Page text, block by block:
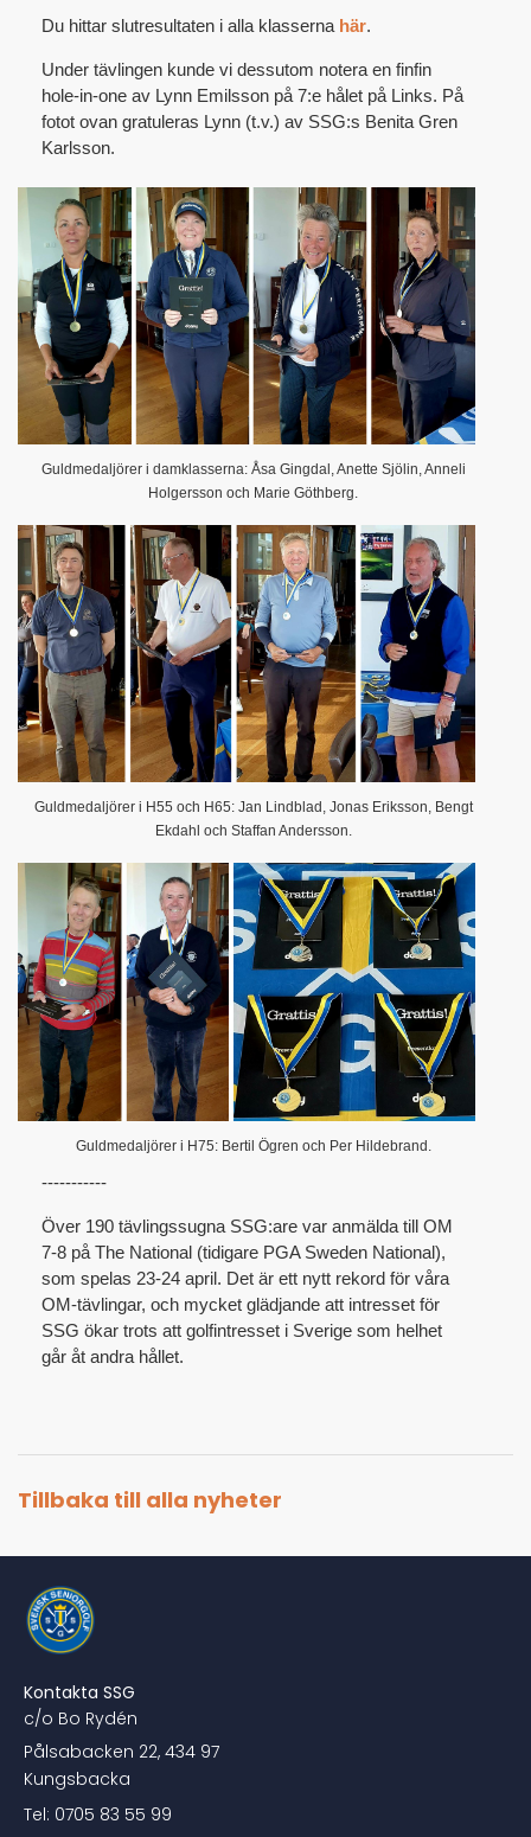
Du hittar slutresultaten i alla klasserna här.
Under tävlingen kunde vi dessutom notera en finfin
hole-in-one av Lynn Emilsson på 7:e hålet på Links. På
fotot ovan gratuleras Lynn (t.v.) av SSG:s Benita Gren
Karlsson.
Guldmedaljörer i damklasserna: Åsa Gingdal, Anette Sjölin, Anneli
Holgersson och Marie Göthberg.
Guldmedaljörer i H55 och H65: Jan Lindblad, Jonas Eriksson, Bengt
Ekdahl och Staffan Andersson.
Guldmedaljörer i H75: Bertil Ögren och Per Hildebrand.
-----------
Över 190 tävlingssugna SSG:are var anmälda till OM
7-8 på The National (tidigare PGA Sweden National),
som spelas 23-24 april. Det är ett nytt rekord för våra
OM-tävlingar, och mycket glädjande att intresset för
SSG ökar trots att golfintresset i Sverige som helhet
går åt andra hållet.
Tillbaka till alla nyheter
Kontakta SSG
c/o Bo Rydén
Pålsabacken 22, 434 97
Kungsbacka
Tel: 0705 83 55 99